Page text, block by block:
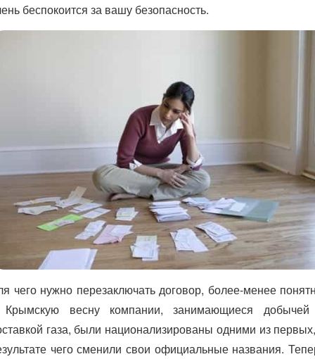
беспокоится за вашу безопасность.
чего нужно перезаключать договор, более-менее
весну компании, занимающиеся
газа, были национализированы одними из
чего сменили свои официальные названия.